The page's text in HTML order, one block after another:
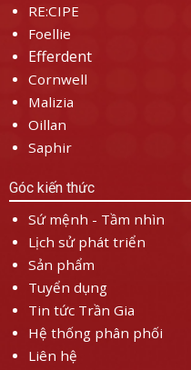
RE:CIPE
Foellie
Efferdent
Cornwell
Malizia
Oillan
Saphir
Góc kiến thức
Sứ mệnh - Tầm nhìn
Lịch sử phát triển
Sản phẩm
Tuyển dụng
Tin tức Trần Gia
Hệ thống phân phối
Liên hệ